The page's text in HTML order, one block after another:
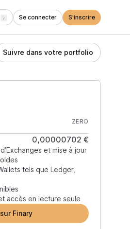
/ Se connecter S'inscrire
Suivre dans votre portfolio
ZERO
0,00000702 €
et mise à jour
tels que Ledger,
accès en lecture seule
Finary